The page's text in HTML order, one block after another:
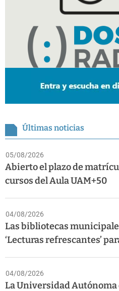
Últimas noticias
05/08/2026
Abierto el plazo de
cursos del Aula UAM+50
04/08/2026
Las bibliotecas
‘Lecturas refrescantes’
04/08/2026
La Universidad Autónoma